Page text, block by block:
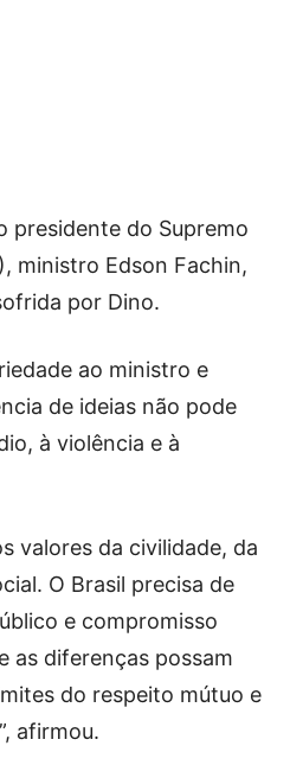
presidente do Supremo
ministro Edson Fachin,
por Dino.
ao ministro e
de ideias não pode
à violência e à
valores da civilidade, da
O Brasil precisa de
e compromisso
as diferenças possam
do respeito mútuo e
afirmou.